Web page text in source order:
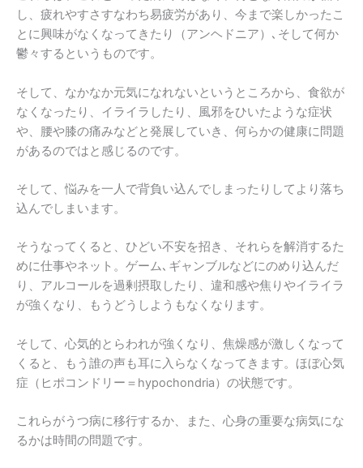
し、疲れやすさすなわち易疲労があり、今まで楽しかったこ
とに興味がなくなってきたり（アンヘドニア）､そして何か
鬱々するというものです。
そして、なかなか元気になれないというところから、食欲が
なくなったり、イライラしたり、風邪をひいたような症状
や、腰や膝の痛みなどと発展していき、何らかの健康に問題
があるのではと感じるのです。
そして、悩みを一人で背負い込んでしまったりしてより落ち
込んでしまいます。
そうなってくると、ひどい不安を招き、それらを解消するた
めに仕事やネット。ゲーム､ギャンブルなどにのめり込んだ
り、アルコールを過剰摂取したり、違和感や焦りやイライラ
が強くなり、もうどうしようもなくなります。
そして、心気的とらわれが強くなり、焦燥感が激しくなって
くると、もう誰の声も耳に入らなくなってきます。ほぼ心気
症（ヒポコンドリー＝hypochondria）の状態です。
これらがうつ病に移行するか、また、心身の重要な病気にな
るかは時間の問題です。